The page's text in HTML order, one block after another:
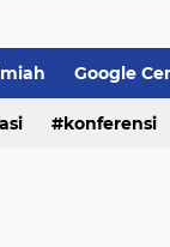
Google
konferensi